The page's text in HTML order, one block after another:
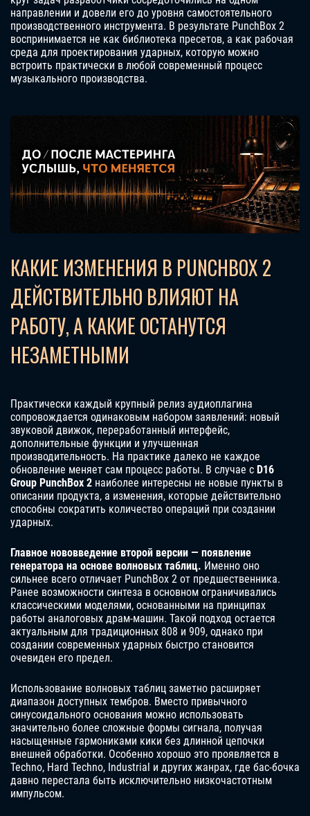
направлении и довели его до уровня самостоятельного
производственного инструмента. В результате PunchBox 2
воспринимается не как библиотека пресетов, а как рабочая
среда для проектирования ударных, которую можно
встроить практически в любой современный процесс
музыкального производства.
КАКИЕ ИЗМЕНЕНИЯ В PUNCHBOX 2
ДЕЙСТВИТЕЛЬНО ВЛИЯЮТ НА
РАБОТУ, А КАКИЕ ОСТАНУТСЯ
НЕЗАМЕТНЫМИ
Практически каждый крупный релиз аудиоплагина
сопровождается одинаковым набором заявлений: новый
звуковой движок, переработанный интерфейс,
дополнительные функции и улучшенная
производительность. На практике далеко не каждое
обновление меняет сам процесс работы. В случае с D16
Group PunchBox 2 наиболее интересны не новые пункты в
описании продукта, а изменения, которые действительно
способны сократить количество операций при создании
ударных.
Главное нововведение второй версии — появление
генератора на основе волновых таблиц. Именно оно
сильнее всего отличает PunchBox 2 от предшественника.
Ранее возможности синтеза в основном ограничивались
классическими моделями, основанными на принципах
работы аналоговых драм-машин. Такой подход остается
актуальным для традиционных 808 и 909, однако при
создании современных ударных быстро становится
очевиден его предел.
Использование волновых таблиц заметно расширяет
диапазон доступных тембров. Вместо привычного
синусоидального основания можно использовать
значительно более сложные формы сигнала, получая
насыщенные гармониками кики без длинной цепочки
внешней обработки. Особенно хорошо это проявляется в
Techno, Hard Techno, Industrial и других жанрах, где бас-бочка
давно перестала быть исключительно низкочастотным
импульсом.